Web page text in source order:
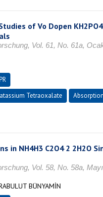
of Vo Dopen
Vol. 61, No. 61a,
Tetraoxalate
in NH4H3 C2O4 2 2H2O
Vol. 58, No. 58a,
BÜNYAMİN